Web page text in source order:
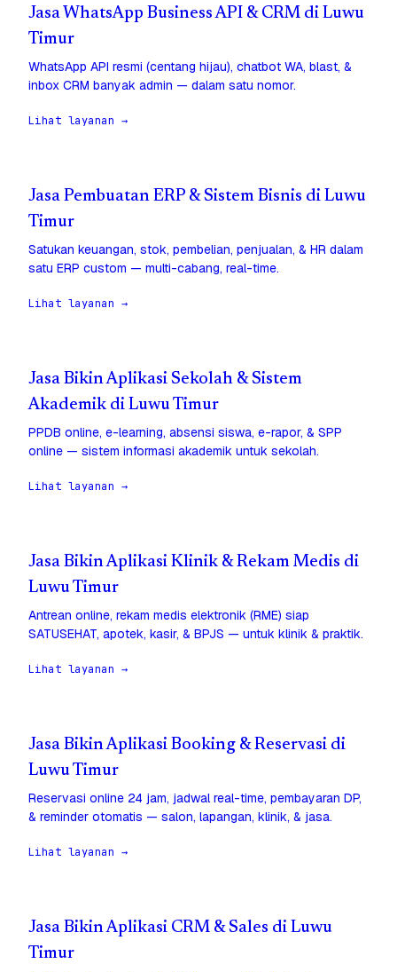
Jasa WhatsApp Business API & CRM di Luwu
Timur
WhatsApp API resmi (centang hijau), chatbot WA, blast, &
inbox CRM banyak admin — dalam satu nomor.
Lihat layanan →
Jasa Pembuatan ERP & Sistem Bisnis di Luwu
Timur
Satukan keuangan, stok, pembelian, penjualan, & HR dalam
satu ERP custom — multi-cabang, real-time.
Lihat layanan →
Jasa Bikin Aplikasi Sekolah & Sistem
Akademik di Luwu Timur
PPDB online, e-learning, absensi siswa, e-rapor, & SPP
online — sistem informasi akademik untuk sekolah.
Lihat layanan →
Jasa Bikin Aplikasi Klinik & Rekam Medis di
Luwu Timur
Antrean online, rekam medis elektronik (RME) siap
SATUSEHAT, apotek, kasir, & BPJS — untuk klinik & praktik.
Lihat layanan →
Jasa Bikin Aplikasi Booking & Reservasi di
Luwu Timur
Reservasi online 24 jam, jadwal real-time, pembayaran DP,
& reminder otomatis — salon, lapangan, klinik, & jasa.
Lihat layanan →
Jasa Bikin Aplikasi CRM & Sales di Luwu
Timur